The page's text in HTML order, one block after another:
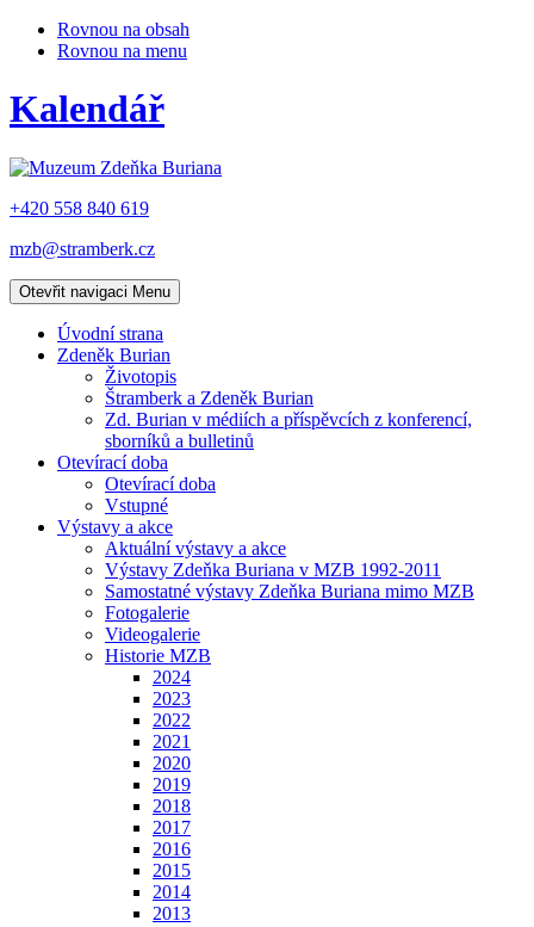
Rovnou na obsah
Rovnou na menu
Kalendář
+420 558 840 619
mzb@stramberk.cz
Otevřit navigaci Menu
Úvodní strana
Zdeněk Burian
Životopis
Štramberk a Zdeněk Burian
Zd. Burian v médiích a příspěvcích z konferencí,
sborníků a bulletinů
Otevírací doba
Otevírací doba
Vstupné
Výstavy a akce
Aktuální výstavy a akce
Výstavy Zdeňka Buriana v MZB 1992-2011
Samostatné výstavy Zdeňka Buriana mimo MZB
Fotogalerie
Videogalerie
Historie MZB
2024
2023
2022
2021
2020
2019
2018
2017
2016
2015
2014
2013